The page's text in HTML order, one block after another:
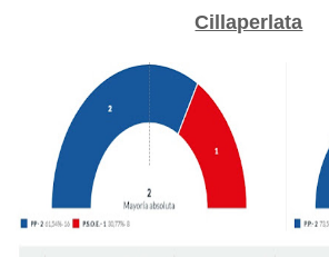
Cillaperlata